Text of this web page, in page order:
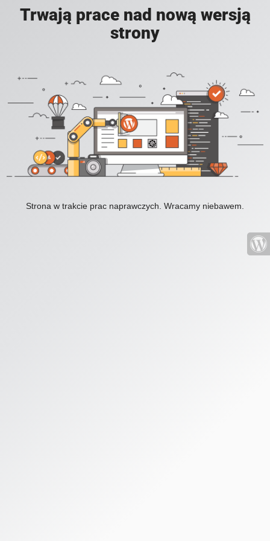
Trwają prace nad nową wersją
strony
Strona w trakcie prac naprawczych. Wracamy niebawem.